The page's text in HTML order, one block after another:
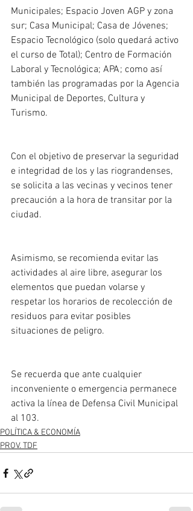
Municipales; Espacio Joven AGP y zona
sur; Casa Municipal; Casa de Jóvenes;
Espacio Tecnológico (solo quedará activo
el curso de Total); Centro de Formación
Laboral y Tecnológica; APA; como así
también las programadas por la Agencia
Municipal de Deportes, Cultura y
Turismo.
Con el objetivo de preservar la seguridad
e integridad de los y las riograndenses,
se solicita a las vecinas y vecinos tener
precaución a la hora de transitar por la
ciudad.
Asimismo, se recomienda evitar las
actividades al aire libre, asegurar los
elementos que puedan volarse y
respetar los horarios de recolección de
residuos para evitar posibles
situaciones de peligro.
Se recuerda que ante cualquier
inconveniente o emergencia permanece
activa la línea de Defensa Civil Municipal
al 103.
POLÍTICA & ECONOMÍA
PROV. TDF